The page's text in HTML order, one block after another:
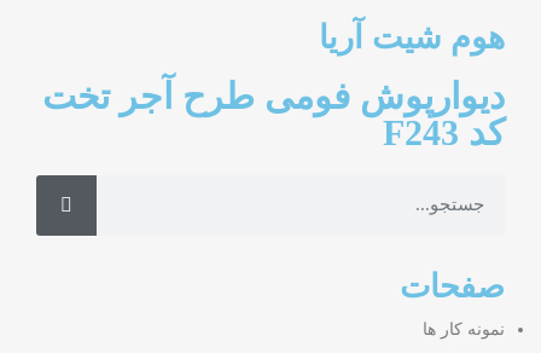
هوم شیت آریا
دیوارپوش فومی طرح آجر تخت
کد F243
صفحات
نمونه کار ها